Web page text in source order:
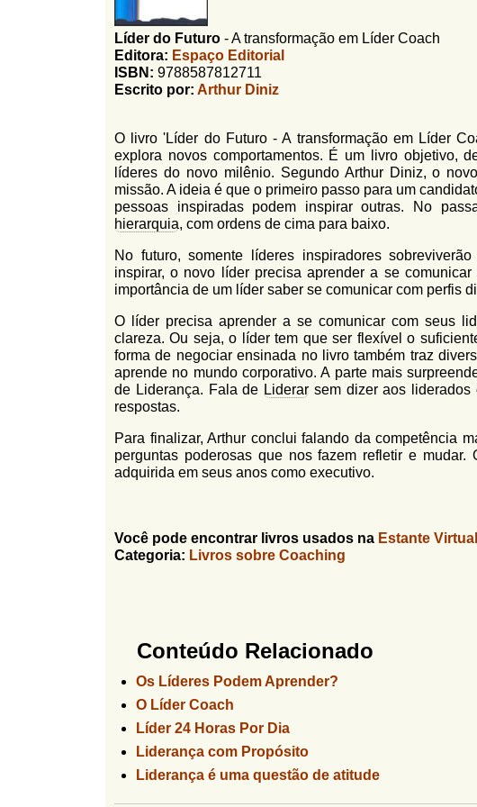
r
i
o
d
e
b
u
s
c
a
f
i
n
h
o
Líder do Futuro -A transformação em Líder Coach
Editora: Espaço Editorial
ISBN: 9788587812711
Escrito por: Arthur Diniz
O livro 'Líder do Futuro - A transformação em Líder
explora novos comportamentos. É um livro objetivo,
líderes do novo milênio. Segundo Arthur Diniz, o
missão. A ideia é que o primeiro passo para um
pessoas inspiradas podem inspirar outras. No
hierarquia, com ordens de cima para baixo.
No futuro, somente líderes inspiradores
inspirar, o novo líder precisa aprender a se
importância de um líder saber se comunicar com perfis
O líder precisa aprender a se comunicar com seus
clareza. Ou seja, o líder tem que ser flexível o
forma de negociar ensinada no livro também traz
aprende no mundo corporativo. A parte mais
de Liderança. Fala de Liderar sem dizer aos liderados
respostas.
Para finalizar, Arthur conclui falando da competência
perguntas poderosas que nos fazem refletir e
adquirida em seus anos como executivo.
Você pode encontrar livros usados na Estante Virtual
Categoria: Livros sobre Coaching
Conteúdo Relacionado
Os Líderes Podem Aprender?
O Líder Coach
Líder 24 Horas Por Dia
Liderança com Propósito
Liderança é uma questão de atitude